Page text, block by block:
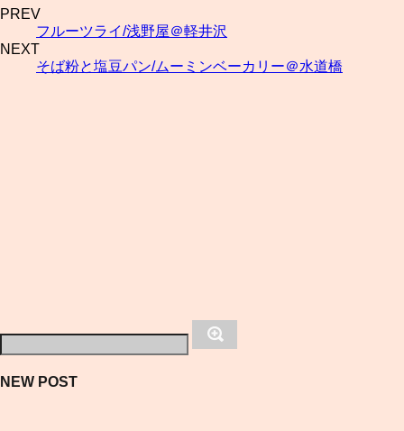
PREV
フルーツライ/浅野屋＠軽井沢
NEXT
そば粉と塩豆パン/ムーミンベーカリー＠水道橋
NEW POST